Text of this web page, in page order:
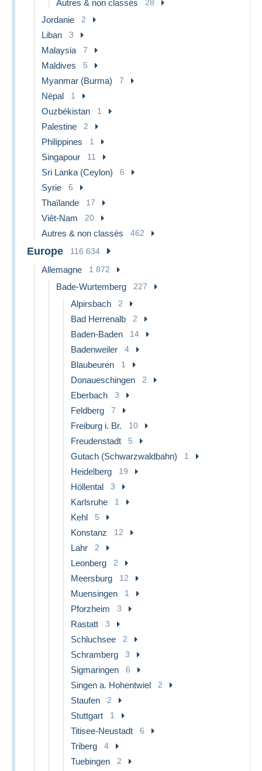
Autres & non classés 28
Jordanie 2
Liban 3
Malaysia 7
Maldives 5
Myanmar (Burma) 7
Népal 1
Ouzbékistan 1
Palestine 2
Philippines 1
Singapour 11
Sri Lanka (Ceylon) 6
Syrie 6
Thaïlande 17
Viêt-Nam 20
Autres & non classés 462
Europe 116 634
Allemagne 1 872
Bade-Wurtemberg 227
Alpirsbach 2
Bad Herrenalb 2
Baden-Baden 14
Badenweiler 4
Blaubeuren 1
Donaueschingen 2
Eberbach 3
Feldberg 7
Freiburg i. Br. 10
Freudenstadt 5
Gutach (Schwarzwaldbahn) 1
Heidelberg 19
Höllental 3
Karlsruhe 1
Kehl 5
Konstanz 12
Lahr 2
Leonberg 2
Meersburg 12
Muensingen 1
Pforzheim 3
Rastatt 3
Schluchsee 2
Schramberg 3
Sigmaringen 6
Singen a. Hohentwiel 2
Staufen 2
Stuttgart 1
Titisee-Neustadt 6
Triberg 4
Tuebingen 2